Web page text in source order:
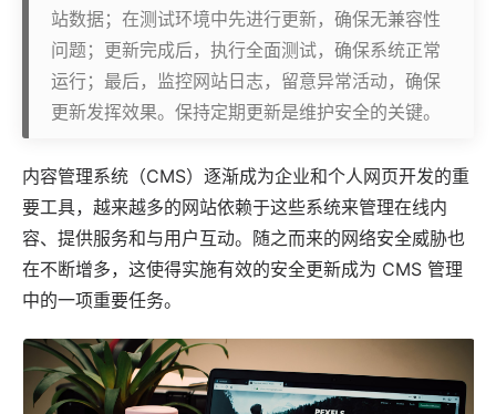
站数据；在测试环境中先进行更新，确保无兼容性
问题；更新完成后，执行全面测试，确保系统正常
运行；最后，监控网站日志，留意异常活动，确保
更新发挥效果。保持定期更新是维护安全的关键。
内容管理系统 （CMS）逐渐成为企业和个人网页开发的重
要工具，越来越多的网站依赖于这些系统来管理在线内
容、提供服务和与用户互动。随之而来的网络安全威胁也
在不断增多，这使得实施有效的安全更新成为 CMS 管理
中的一项重要任务。